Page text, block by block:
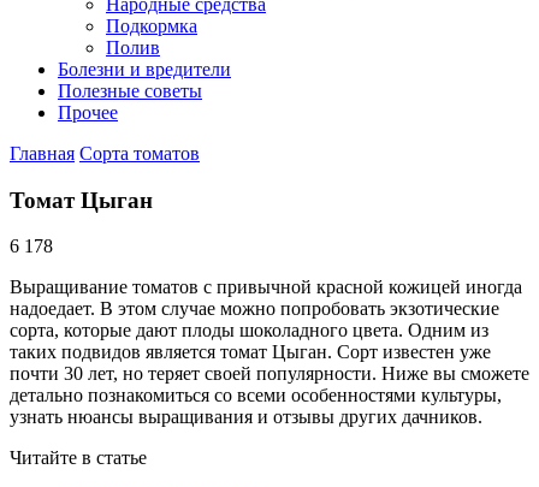
Народные средства
Подкормка
Полив
Болезни и вредители
Полезные советы
Прочее
Главная Сорта томатов
Томат Цыган
6 178
Выращивание томатов с привычной красной кожицей иногда
надоедает. В этом случае можно попробовать экзотические
сорта, которые дают плоды шоколадного цвета. Одним из
таких подвидов является томат Цыган. Сорт известен уже
почти 30 лет, но теряет своей популярности. Ниже вы сможете
детально познакомиться со всеми особенностями культуры,
узнать нюансы выращивания и отзывы других дачников.
Читайте в статье